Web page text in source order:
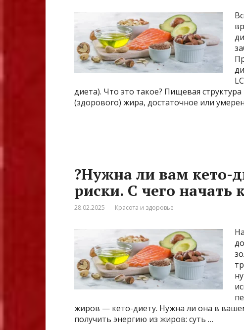
диета). Что это такое? Пищевая
(здорового) жира, достаточное или
?Нужна ли вам кето-
риски. С чего начать
28.02.2025 Красота и здоровье
жиров — кето-диету. Нужна ли она в
получить энергию из жиров: суть …